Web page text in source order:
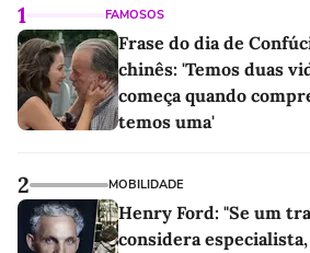
1 FAMOSOS
Frase do dia de
chinês: 'Temos duas
começa quando
temos uma'
2 MOBILIDADE
Henry Ford: "Se um
considera